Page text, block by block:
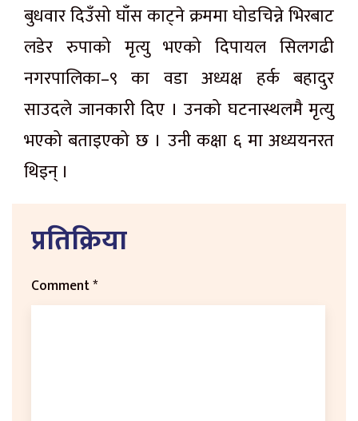
बुधवार दिउँसो घाँस काट्ने क्रममा घोडचिन्ने भिरबाट
लडेर रुपाको मृत्यु भएको दिपायल सिलगढी
नगरपालिका–९ का वडा अध्यक्ष हर्क बहादुर
साउदले जानकारी दिए । उनको घटनास्थलमै मृत्यु
भएको बताइएको छ । उनी कक्षा ६ मा अध्ययनरत
थिइन् ।
प्रतिक्रिया
Comment*